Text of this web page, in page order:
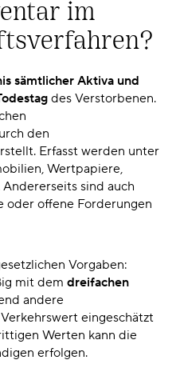
im
sämtlicher Aktiva und
des Verstorbenen.
den
Erfasst werden unter
Wertpapiere,
sind auch
offene Forderungen
Vorgaben:
mit dem dreifachen
andere
eingeschätzt
Werten kann die
erfolgen.